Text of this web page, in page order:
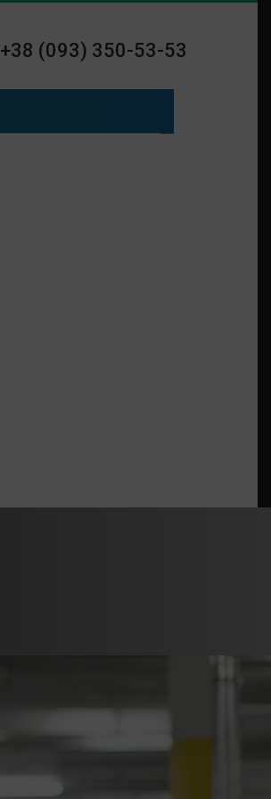
+38 (093) 350-53-53